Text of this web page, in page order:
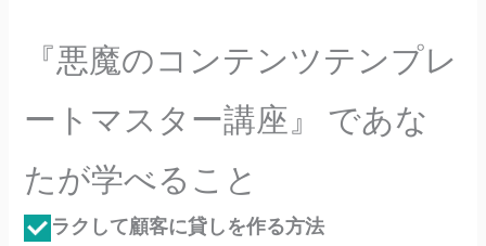
『悪魔のコンテンツテンプレ
ートマスター講座』 であな
たが学べること
ラクして顧客に貸しを作る方法